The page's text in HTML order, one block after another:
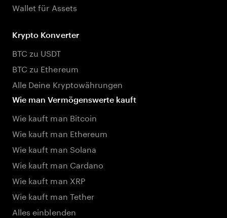
Wallet für Assets
Krypto Konverter
BTC zu USDT
BTC zu Ethereum
Alle Deine Kryptowährungen
Wie man Vermögenswerte kauft
Wie kauft man Bitcoin
Wie kauft man Ethereum
Wie kauft man Solana
Wie kauft man Cardano
Wie kauft man XRP
Wie kauft man Tether
Alles einblenden